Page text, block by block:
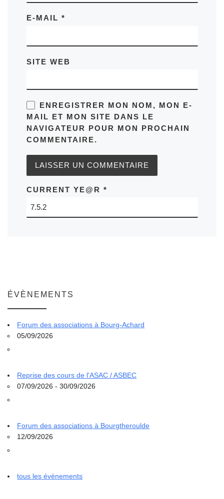
E-MAIL *
SITE WEB
ENREGISTRER MON NOM, MON E-
MAIL ET MON SITE DANS LE
NAVIGATEUR POUR MON PROCHAIN
COMMENTAIRE.
CURRENT YE@R *
ÉVÈNEMENTS
Forum des associations à Bourg-Achard
05/09/2026
Reprise des cours de l'ASAC / ASBEC
07/09/2026 - 30/09/2026
Forum des associations à Bourgtheroulde
12/09/2026
tous les évènements